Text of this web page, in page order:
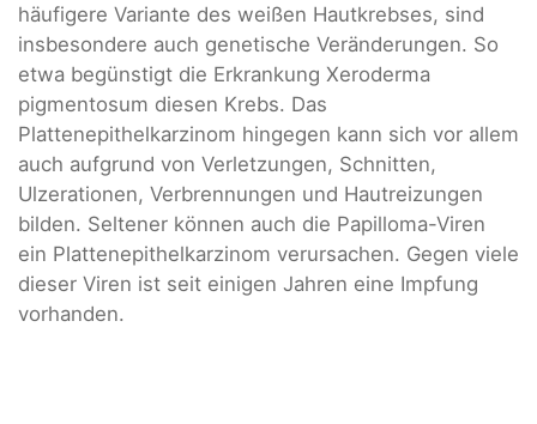
häufigere Variante des weißen Hautkrebses, sind
insbesondere auch genetische Veränderungen. So
etwa begünstigt die Erkrankung Xeroderma
pigmentosum diesen Krebs. Das
Plattenepithelkarzinom hingegen kann sich vor allem
auch aufgrund von Verletzungen, Schnitten,
Ulzerationen, Verbrennungen und Hautreizungen
bilden. Seltener können auch die Papilloma-Viren
ein Plattenepithelkarzinom verursachen. Gegen viele
dieser Viren ist seit einigen Jahren eine Impfung
vorhanden.